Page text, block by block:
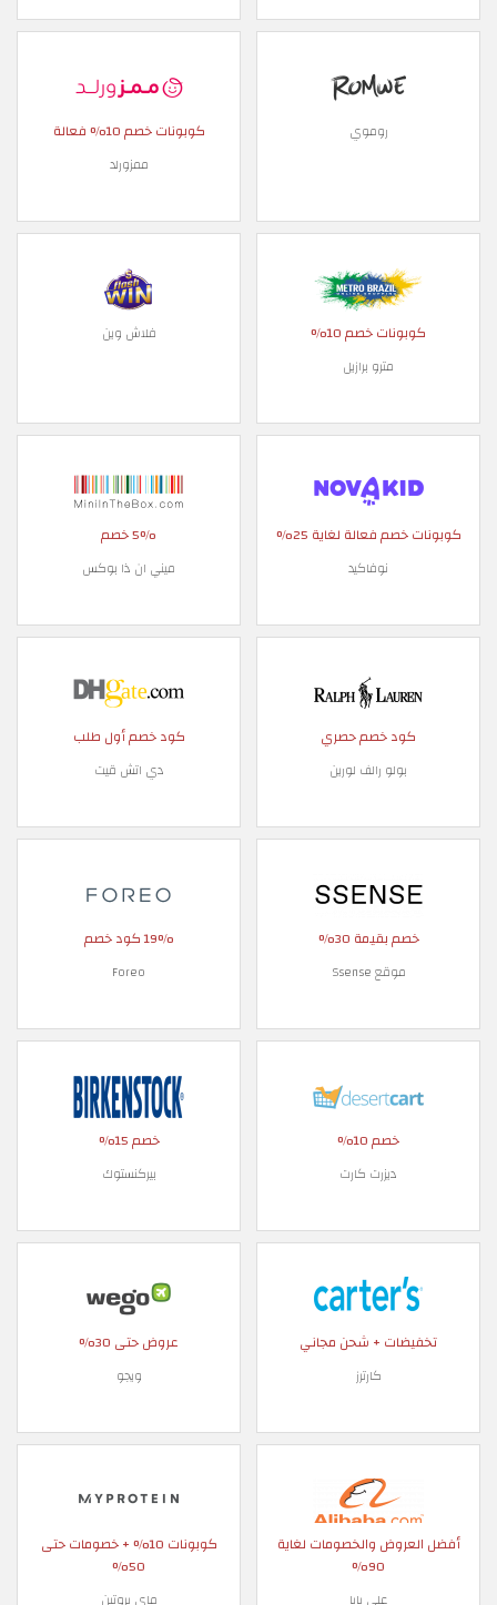
روموي كوبونات خصم 10% فعالة
ممزورلد
كوبونات خصم 10%
مترو برازيل
فلاش وين
كوبونات خصم فعالة لغاية 25%
نوفاكيد
5% خصم
ميني ان ذا بوكس
كود خصم حصري
بولو رالف لورين
كود خصم أول طلب
دي اتش قيت
خصم بقيمة 30%
موقع Ssense
19% كود خصم
Foreo
خصم 10%
ديزرت كارت
خصم 15%
بيركنستوك
تخفيضات + شحن مجاني
كارترز
عروض حتى 30%
ويجو
أفضل العروض والخصومات لغاية
90%
علي بابا
كوبونات 10% + خصومات حتى
50%
ماي بروتين